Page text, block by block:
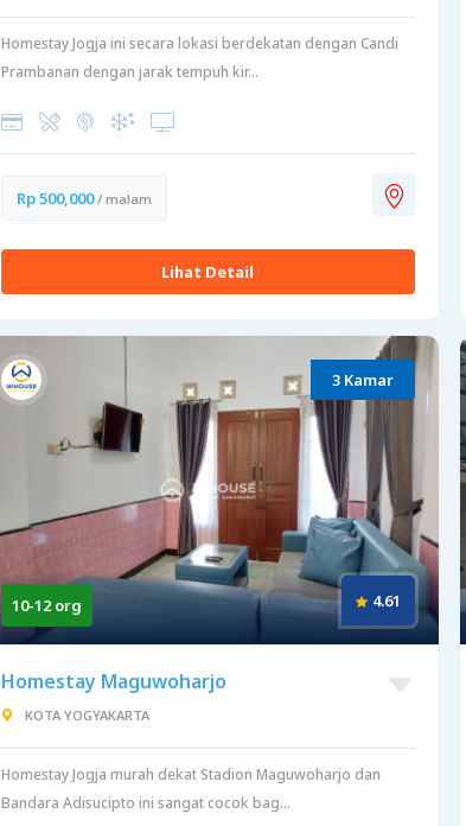
Homestay Jogja ini secara lokasi berdekatan dengan Candi
Prambanan dengan jarak tempuh kir...
Rp 500,000/ malam
Lihat Detail
3 Kamar
10-12 org 4.61
Homestay Maguwoharjo
KOTA YOGYAKARTA
Homestay Jogja murah dekat Stadion Maguwoharjo dan
Bandara Adisucipto ini sangat cocok bag...